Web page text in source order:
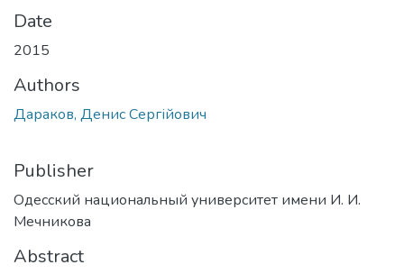
Date
2015
Authors
Дараков, Денис Сергійович
Publisher
Одесский национальный университет имени И. И.
Мечникова
Abstract